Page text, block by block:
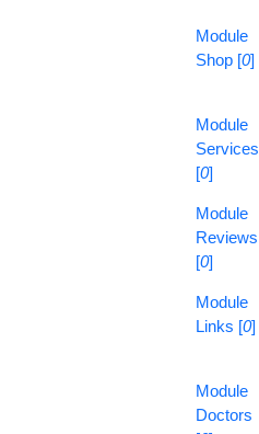
Module
Shop [0]
Module
Services
[0]
Module
Reviews
[0]
Module
Links [0]
Module
Doctors